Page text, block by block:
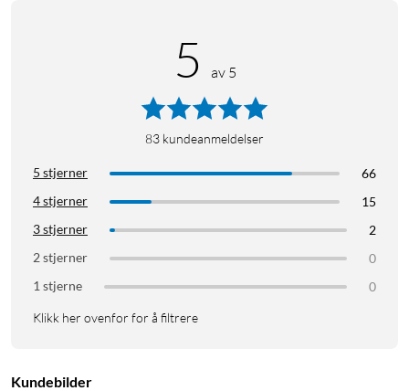
5 av 5
83 kundeanmeldelser
5 stjerner
66
4 stjerner
15
3 stjerner
2
2 stjerner
0
1 stjerne
0
Klikk her ovenfor for å filtrere
Kundebilder